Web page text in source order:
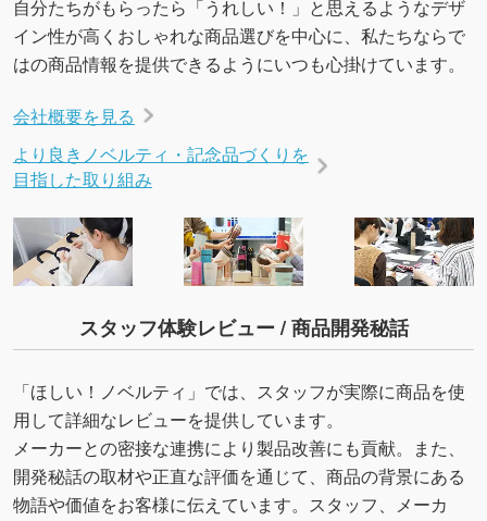
いたします。配置のご相談にも応じています。
→詳しく見る
自分たちがもらったら「うれしい！」と思えるようなデザ
イン性が高くおしゃれな商品選びを中心に、私たちならで
はの商品情報を提供できるようにいつも心掛けています。
会社概要を見る
より良きノベルティ・記念品づくりを
目指した取り組み
スタッフ体験レビュー / 商品開発秘話
「ほしい！ノベルティ」では、スタッフが実際に商品を使
用して詳細なレビューを提供しています。
メーカーとの密接な連携により製品改善にも貢献。また、
開発秘話の取材や正直な評価を通じて、商品の背景にある
物語や価値をお客様に伝えています。スタッフ、メーカ